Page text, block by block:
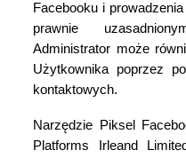
Facebooku i
prawnie
Administrator może
Użytkownika poprzez
kontaktowych.
Narzędzie Piksel
Platforms Irleand